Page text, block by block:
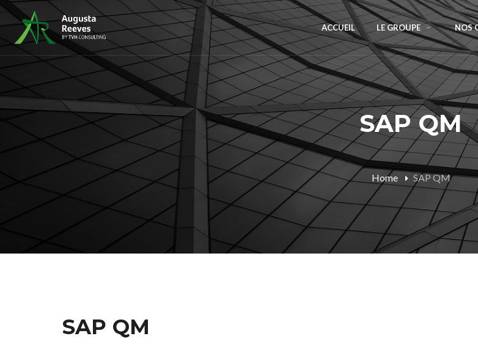
ACCUEIL LE GROUPE NOS
SAP QM
Home SAP QM
SAP QM